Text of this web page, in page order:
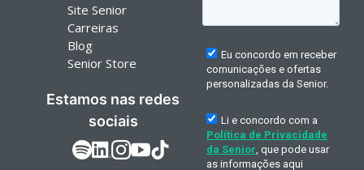
Site Senior
Carreiras
Blog
Senior Store
Estamos nas redes
sociais